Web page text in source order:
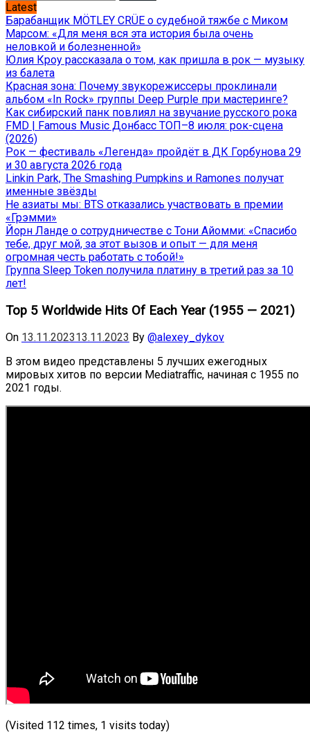
Latest
Барабанщик MÖTLEY CRÜE о судебной тяжбе с Миком
Марсом: «Для меня вся эта история была очень
неловкой и болезненной»
Юлия Кроу рассказала о том, как пришла в рок — музыку
из балета
Красная зона: Почему звукорежиссеры проклинали
альбом «In Rock» группы Deep Purple при мастеринге?
Как сибирский панк повлиял на звучание русского рока
FMD | Famous Music Донбасс ТОП–8 июля: рок-сцена
(2026)
Рок — фестиваль «Легенда» пройдёт в ДК Горбунова 29
и 30 августа 2026 года
Linkin Park, The Smashing Pumpkins и Ramones получат
именные звёзды
Не азиаты мы: BTS отказались участвовать в премии
«Грэмми»
Йорн Ланде о сотрудничестве с Тони Айомми: «Спасибо
тебе, друг мой, за этот вызов и опыт — для меня
огромная честь работать с тобой!»
Группа Sleep Token получила платину в третий раз за 10
лет!
Top 5 Worldwide Hits Of Each Year (1955 — 2021)
On 13.11.202313.11.2023 By @alexey_dykov
В этом видео представлены 5 лучших ежегодных
мировых хитов по версии Mediatraffic, начиная с 1955 по
2021 годы.
(Visited 112 times, 1 visits today)